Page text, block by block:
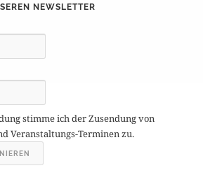
NEWSLETTER
stimme ich der Zusendung von
Veranstaltungs-Terminen zu.